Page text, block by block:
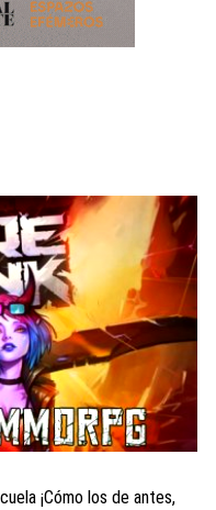
¡Cómo los de antes,